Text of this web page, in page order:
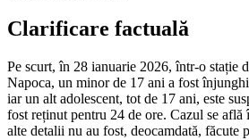
Clarificare factuală
Pe scurt, în 28 ianuarie 2026, într-o stație
Napoca, un minor de 17 ani a fost
iar un alt adolescent, tot de 17 ani, este
fost reținut pentru 24 de ore. Cazul se
alte detalii nu au fost, deocamdată, făcute